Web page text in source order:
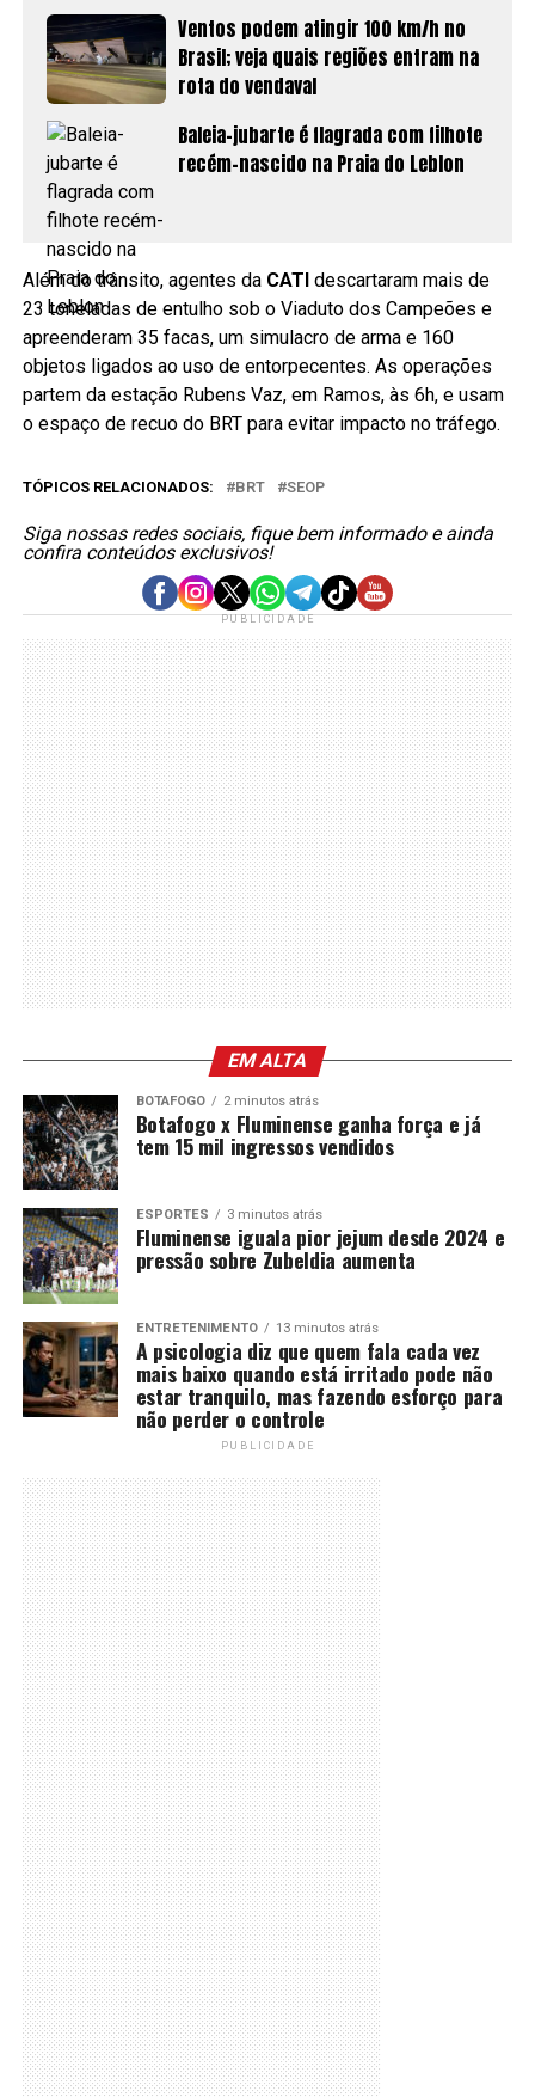
Ventos podem atingir 100 km/h no
Brasil; veja quais regiões entram na
rota do vendaval
Baleia-jubarte é flagrada com filhote
recém-nascido na Praia do Leblon
Além do trânsito, agentes da CATIdescartaram mais de
23 toneladas de entulho sob o Viaduto dos Campeões e
apreenderam 35 facas, um simulacro de arma e 160
objetos ligados ao uso de entorpecentes. As operações
partem da estação Rubens Vaz, em Ramos, às 6h, e usam
o espaço de recuo do BRT para evitar impacto no tráfego.
TÓPICOS RELACIONADOS: BRT SEOP
Siga nossas redes sociais, fique bem informado e ainda
confira conteúdos exclusivos!
PUBLICIDADE
EM ALTA
BOTAFOGO 2 minutos atrás
Botafogo x Fluminense ganha força e já
tem 15 mil ingressos vendidos
ESPORTES 3 minutos atrás
Fluminense iguala pior jejum desde 2024 e
pressão sobre Zubeldia aumenta
ENTRETENIMENTO 13 minutos atrás
A psicologia diz que quem fala cada vez
mais baixo quando está irritado pode não
estar tranquilo, mas fazendo esforço para
não perder o controle
PUBLICIDADE